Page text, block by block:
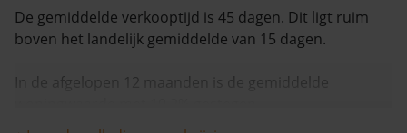
De gemiddelde verkooptijd is 45 dagen. Dit ligt ruim
boven het landelijk gemiddelde van 15 dagen.
In de afgelopen 12 maanden is de gemiddelde